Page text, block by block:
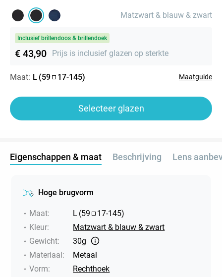
Matzwart & blauw & zwart
Inclusief brillendoos & brillendoek
€ 43,90 Prijs is inclusief glazen op sterkte
Maat: L (59 17-145) Maatguide
Selecteer glazen
Eigenschappen & maat Beschrijving Lens
Hoge brugvorm
Maat: L (59 17-145)
Kleur:
Matzwart & blauw & zwart
Gewicht:
30g
Materiaal:
Metaal
Vorm:
Rechthoek